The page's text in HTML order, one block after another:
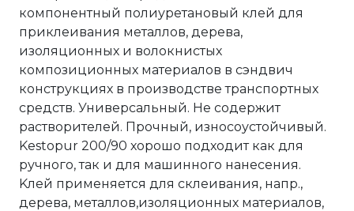
компонентный полиуретановый клей для
приклеивания металлов, дерева,
изоляционных и волокнистых
композиционных материалов в сэндвич
конструкциях в производстве транспортных
средств. Универсальный. Не содержит
растворителей. Прочный, износоустойчивый.
Kestopur 200/90 хорошо подходит как для
ручного, так и для машинного нанесения.
Kлей применяется для склеивания, напр.,
дерева, металлов,изоляционных материалов,